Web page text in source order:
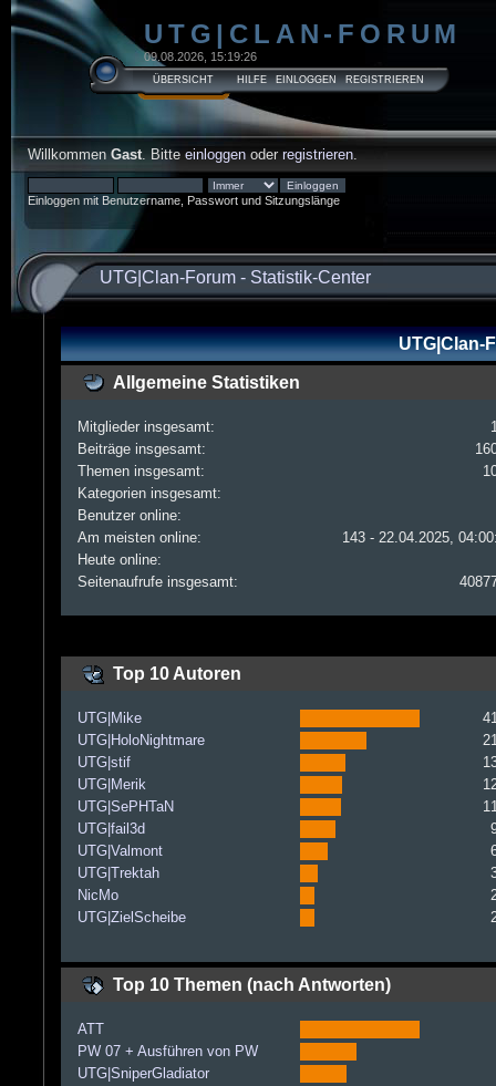
Willkommen Gast. Bitte einloggen oder registrieren.
Einloggen mit Benutzername, Passwort und Sitzungslänge
UTG|CLAN-FORUM
09.08.2026, 15:19:26
ÜBERSICHT HILFE EINLOGGEN REGISTRIEREN
UTG|Clan-Forum - Statistik-Center
UTG|Clan-
Allgemeine Statistiken
Mitglieder insgesamt:
Beiträge insgesamt:
Themen insgesamt:
Kategorien insgesamt:
Benutzer online:
Am meisten online:
143 - 22.04.2025,
Heute online:
Seitenaufrufe insgesamt:
Top 10 Autoren
UTG|Mike
UTG|HoloNightmare
UTG|stif
UTG|Merik
UTG|SePHTaN
UTG|fail3d
UTG|Valmont
UTG|Trektah
NicMo
UTG|ZielScheibe
Top 10 Themen (nach Antworten)
ATT
PW 07 + Ausführen von PW
UTG|SniperGladiator